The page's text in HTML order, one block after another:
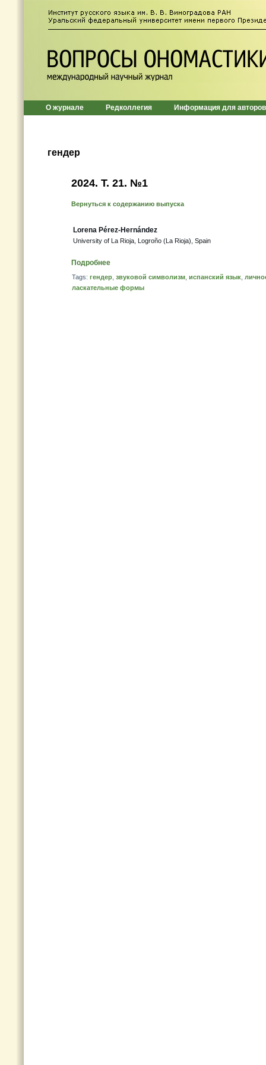
О журнале Редколлегия Информация для авторов
гендер
2024. Т. 21. №1
Вернуться к содержанию выпуска
Lorena Pérez-Hernández
University of La Rioja, Logroño (La Rioja), Spain
Подробнее
Tags: гендер звуковой символизм испанский язык
ласкательные формы